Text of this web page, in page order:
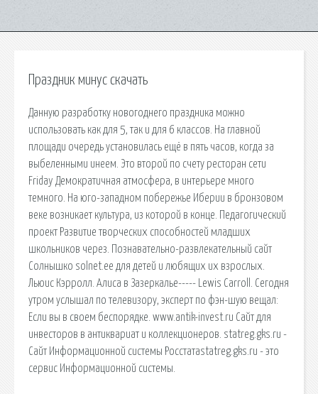
Праздник минус скачать
Данную разработку новогоднего праздника можно
использовать как для 5, так и для 6 классов. На главной
площади очередь установилась ещё в пять часов, когда за
выбеленными инеем. Это второй по счету ресторан сети
Friday Демократичная атмосфера, в интерьере много
темного. На юго-западном побережье Иберии в бронзовом
веке возникает культура, из которой в конце. Педагогический
проект Развитие творческих способностей младших
школьников через. Познавательно-развлекательный сайт
Солнышко solnet.ee для детей и любящих их взрослых.
Льюис Кэрролл. Алиса в Зазеркалье----- Lewis Carroll. Сегодня
утром услышал по телевизору, эксперт по фэн-шую вещал:
Если вы в своем беспорядке. www.antik-invest.ru Сайт для
инвесторов в антиквариат и коллекционеров. statreg.gks.ru -
Сайт Информационной системы Росстатаstatreg.gks.ru - это
сервис Информационной системы.